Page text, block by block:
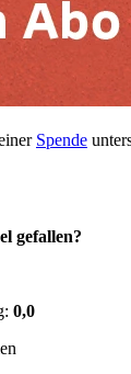
Spende
gefallen?
0,0